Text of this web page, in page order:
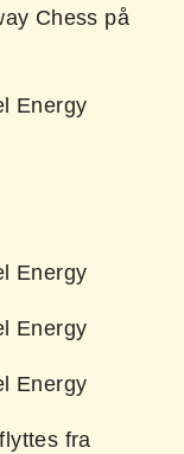
Chess på
Energy
Energy
Energy
Energy
fra